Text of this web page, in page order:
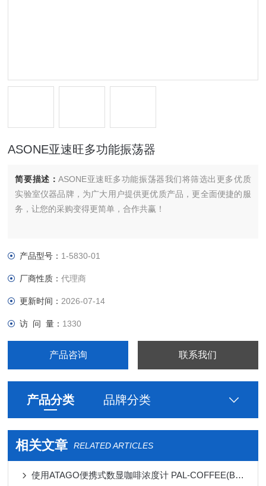
ASONE亚速旺多功能振荡器
简要描述：ASONE亚速旺多功能振荡器我们将筛选出更多优质
实验室仪器品牌，为广大用户提供更优质产品，更全面便捷的服
务，让您的采购变得更简单，合作共赢！
产品型号： 1-5830-01
厂商性质：代理商
更新时间： 2026-07-14
访 问 量： 1330
产品咨询 联系我们
产品分类 品牌分类
相关文章 RELATED ARTICLES
使用ATAGO便携式数显咖啡浓度计 PAL-COFFEE(BX/TDS)测量咖啡浓度